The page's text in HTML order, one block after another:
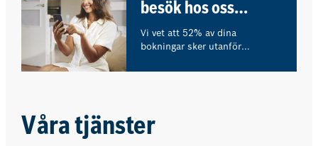
besök hos oss
online!
Vi vet att 52% av dina
bokningar sker utanför
enkelt och snabbt boka ditt
Våra tjänster